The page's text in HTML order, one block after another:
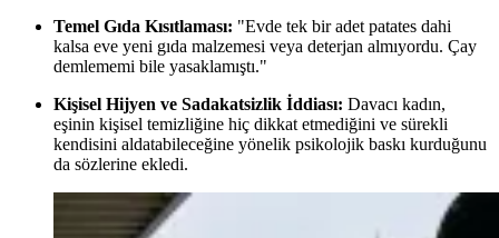
Temel Gıda Kısıtlaması: "Evde tek bir adet patates dahi
kalsa eve yeni gıda malzemesi veya deterjan almıyordu. Çay
demlememi bile yasaklamıştı."
Kişisel Hijyen ve Sadakatsizlik İddiası: Davacı kadın,
eşinin kişisel temizliğine hiç dikkat etmediğini ve sürekli
kendisini aldatabileceğine yönelik psikolojik baskı kurduğunu
da sözlerine ekledi.